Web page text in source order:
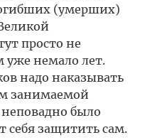
(умерших)
просто не
уже немало лет.
надо наказывать
занимаемой
было
себя защитить сам.